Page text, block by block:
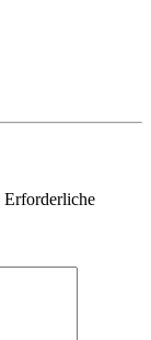
Erforderliche